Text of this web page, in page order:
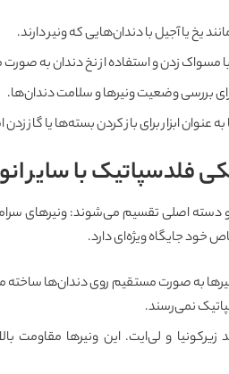
یخ یا آجیل با دندان‌هایی که ونیر دارند.
مسواک زدن و استفاده از نخ دندان به
بررسی وضعیت ونیرها و سلامت دندان‌ها.
عنوان ابزار برای باز کردن بسته‌ها یا گاز
فلدسپاتیک با سایر
دسته اصلی تقسیم می‌شوند: ونیرهای
خود جایگاه ویژه‌ای دارد.
به صورت مستقیم روی دندان‌ها ساخته
نمی‌رسند.
زیرکونیا و لی‌ایت. این ونیرها مقاومت